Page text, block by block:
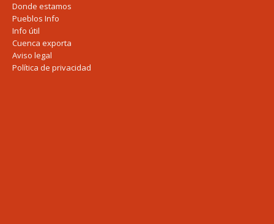
Donde estamos
Pueblos Info
Info útil
Cuenca exporta
Aviso legal
Política de privacidad